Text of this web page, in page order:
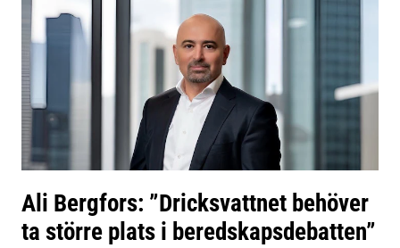
Ali Bergfors: ”Dricksvattnet behöver
ta större plats i beredskapsdebatten”